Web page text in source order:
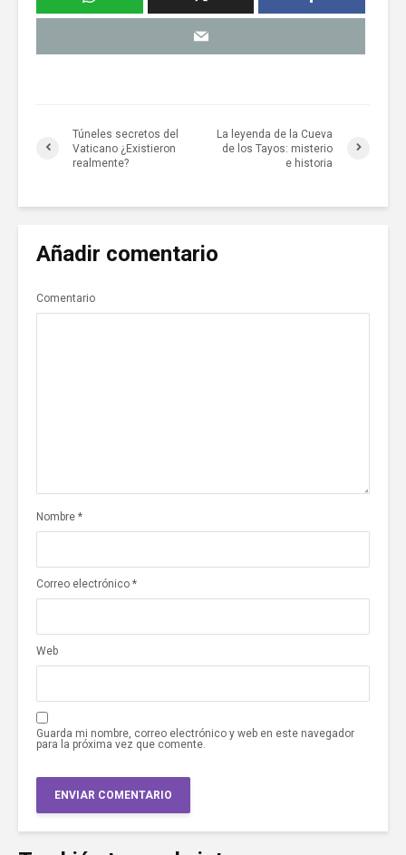
Túneles secretos del
Vaticano ¿Existieron
realmente?
La leyenda de la Cueva
de los Tayos: misterio
e historia
Añadir comentario
Comentario
Nombre *
Correo electrónico *
Web
Guarda mi nombre, correo electrónico y web en este navegador
para la próxima vez que comente.